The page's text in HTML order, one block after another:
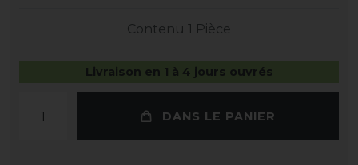
Contenu 1 Pièce
Livraison en 1 à 4 jours ouvrés
DANS LE PANIER